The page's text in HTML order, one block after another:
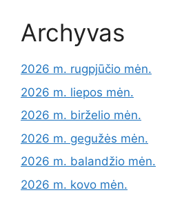
Archyvas
2026 m. rugpjūčio mėn.
2026 m. liepos mėn.
2026 m. birželio mėn.
2026 m. gegužės mėn.
2026 m. balandžio mėn.
2026 m. kovo mėn.